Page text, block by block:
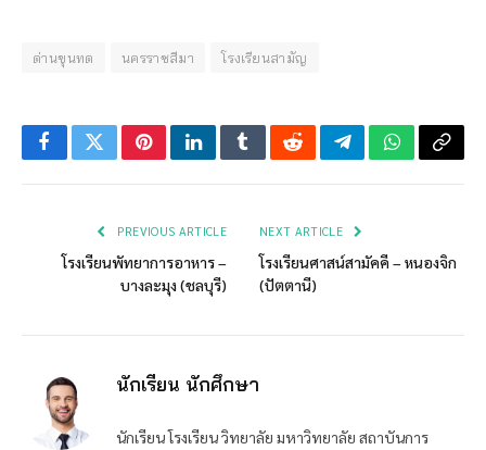
ด่านขุนทด นครราชสีมา โรงเรียนสามัญ
FacebookTwitterPinterestLinkedInTumblrRedditTelegramWhatsApp
Copy
PREVIOUS ARTICLE
โรงเรียนพัทยาการอาหาร –
บางละมุง (ชลบุรี)
NEXT ARTICLE
โรงเรียนศาสน์สามัคคี – หนองจิก
(ปัตตานี)
นักเรียน นักศึกษา
นักเรียน โรงเรียน วิทยาลัย มหาวิทยาลัย สถาบันการ